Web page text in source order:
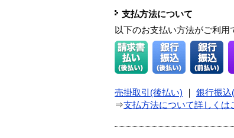
支払方法について
以下のお支払い方法がご利用
売掛取引(後払い) 銀行振込
⇒支払方法について詳しくは